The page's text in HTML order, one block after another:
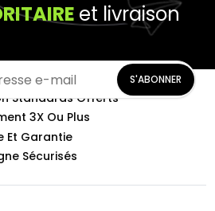
et livraison
S'ABONNER
Standards Offerts
3X Ou Plus
Et Garantie
Sécurisés